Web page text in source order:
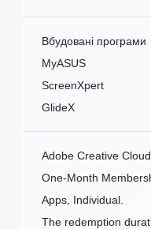
Вбудовані програми
MyASUS
ScreenXpert
GlideX
Adobe Creative
One-Month
Apps, Individual.
The redemption